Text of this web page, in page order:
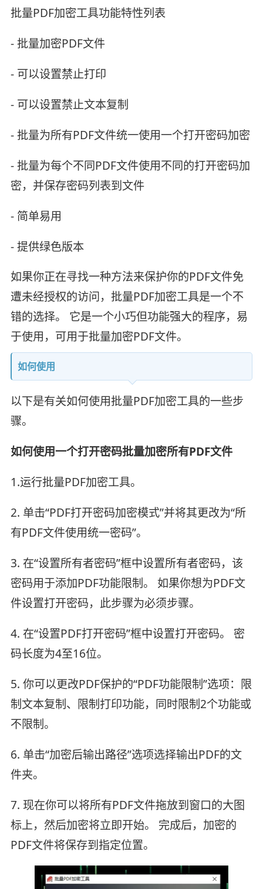
批量PDF加密工具功能特性列表
- 批量加密PDF文件
- 可以设置禁止打印
- 可以设置禁止文本复制
- 批量为所有PDF文件统一使用一个打开密码加密
- 批量为每个不同PDF文件使用不同的打开密码加
密，并保存密码列表到文件
- 简单易用
- 提供绿色版本
如果你正在寻找一种方法来保护你的PDF文件免
遭未经授权的访问，批量PDF加密工具是一个不
错的选择。 它是一个小巧但功能强大的程序，易
于使用，可用于批量加密PDF文件。
如何使用
以下是有关如何使用批量PDF加密工具的一些步
骤。
如何使用一个打开密码批量加密所有PDF文件
1.运行批量PDF加密工具。
2. 单击“PDF打开密码加密模式”并将其更改为“所
有PDF文件使用统一密码”。
3. 在“设置所有者密码”框中设置所有者密码，该
密码用于添加PDF功能限制。 如果你想为PDF文
件设置打开密码，此步骤为必须步骤。
4. 在“设置PDF打开密码”框中设置打开密码。 密
码长度为4至16位。
5. 你可以更改PDF保护的“PDF功能限制”选项：限
制文本复制、限制打印功能，同时限制2个功能或
不限制。
6. 单击“加密后输出路径”选项选择输出PDF的文
件夹。
7. 现在你可以将所有PDF文件拖放到窗口的大图
标上，然后加密将立即开始。 完成后，加密的
PDF文件将保存到指定位置。